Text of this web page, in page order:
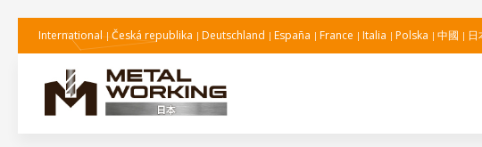
International Česká republika Deutschland España France Italia Polska 中國 日